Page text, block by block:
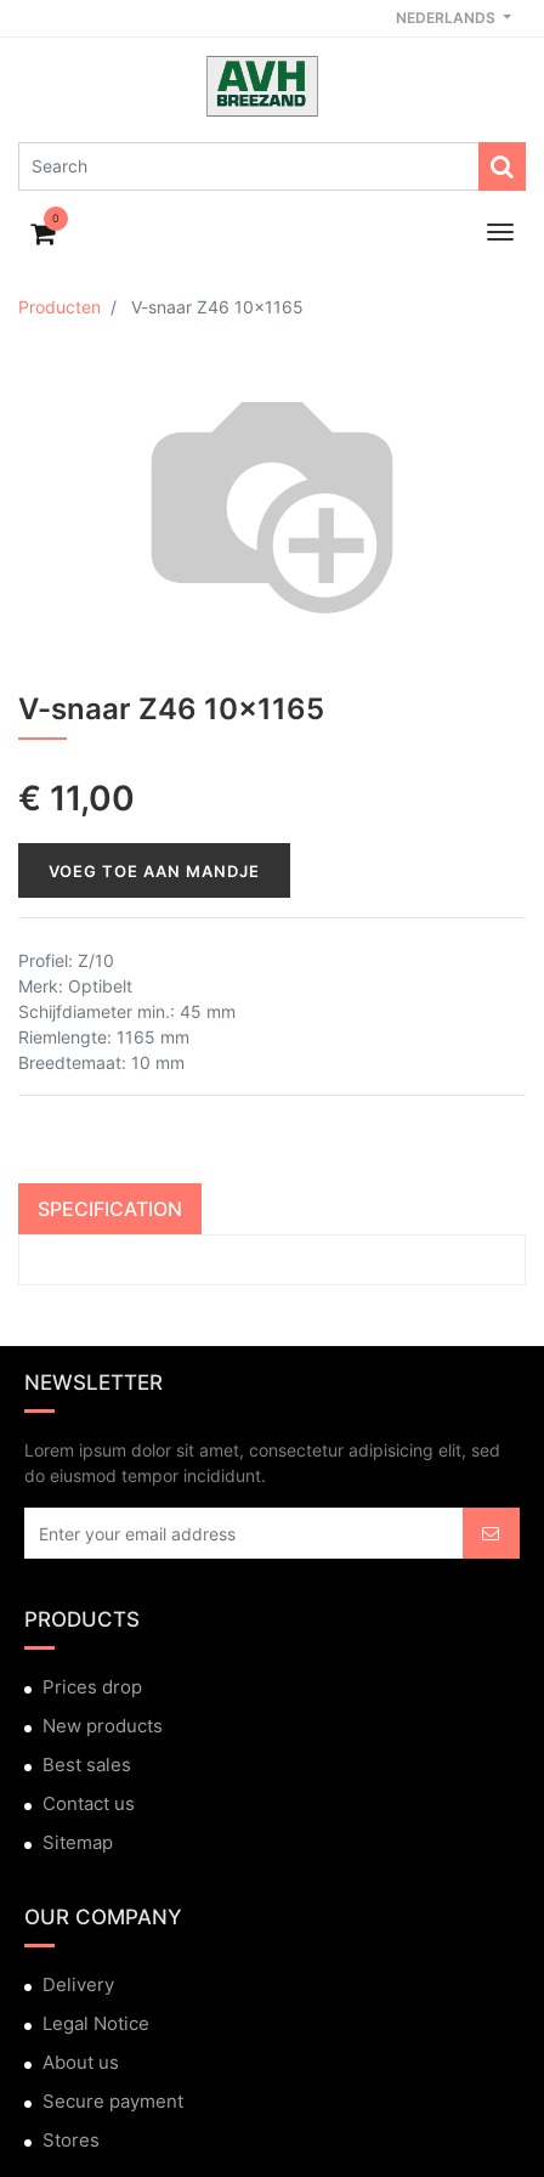
NEDERLANDS
0
Producten V-snaar Z46 10x1165
V-snaar Z46 10x1165
€ 11,00
VOEG TOE AAN MANDJE
Profiel: Z/10
Merk: Optibelt
Schijfdiameter min.: 45 mm
Riemlengte: 1165 mm
Breedtemaat: 10 mm
SPECIFICATION
NEWSLETTER
Lorem ipsum dolor sit amet, consectetur adipisicing elit, sed
do eiusmod tempor incididunt.
PRODUCTS
Prices drop
New products
Best sales
Contact us
Sitemap
OUR COMPANY
Delivery
Legal Notice
About us
Secure payment
Stores